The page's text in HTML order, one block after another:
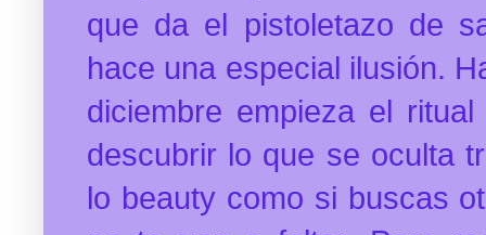
que da el pistoletazo de
hace una especial ilusión.
diciembre empieza el
descubrir lo que se oculta
lo beauty como si buscas